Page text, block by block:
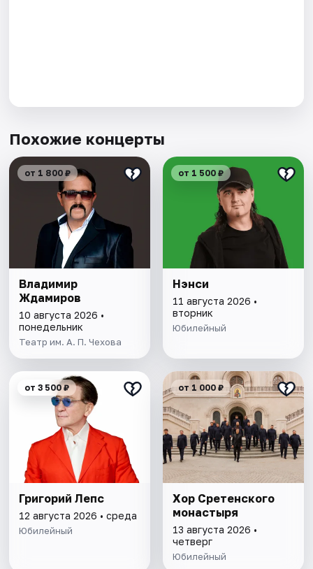
Похожие концерты
от 1 800 ₽
Владимир
Ждамиров
10 августа 2026 •
понедельник
Театр им. А. П. Чехова
от 1 500 ₽
Нэнси
11 августа 2026 •
вторник
Юбилейный
от 3 500 ₽
Григорий Лепс
12 августа 2026 • среда
Юбилейный
от 1 000 ₽
Хор Сретенского
монастыря
13 августа 2026 •
четверг
Юбилейный